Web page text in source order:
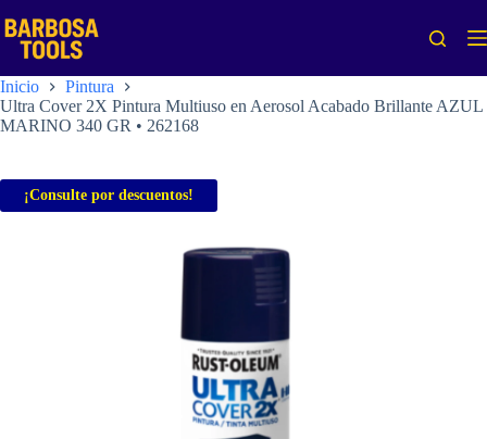
al
contenido
Inicio
Pintura
Ultra Cover 2X Pintura Multiuso en Aerosol Acabado Brillante AZUL
MARINO 340 GR • 262168
¡Consulte por descuentos!